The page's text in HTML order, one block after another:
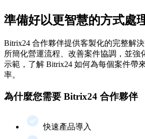
準備好以更智慧的方式處
Bitrix24 合作夥伴提供客製化的完整解
所簡化營運流程、改善案件協調，並強
示範，了解 Bitrix24 如何為每個案件帶
率。
為什麼您需要 Bitrix24 合作夥伴
快速產品導入